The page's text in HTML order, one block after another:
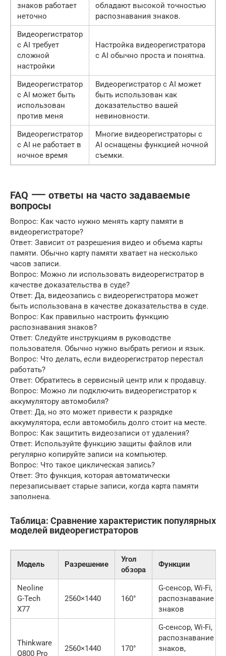
знаков работает
неточно
обладают высокой точностью
распознавания знаков.
Видеорегистратор
с AI требует
сложной
настройки
Настройка видеорегистратора
с AI обычно проста и понятна.
Видеорегистратор
с AI может быть
использован
против меня
Видеорегистратор с AI может
быть использован как
доказательство вашей
невиновности.
Видеорегистратор
с AI не работает в
ночное время
Многие видеорегистраторы с
AI оснащены функцией ночной
съемки.
FAQ ⸺ ответы на часто задаваемые
вопросы
Вопрос: Как часто нужно менять карту памяти в
видеорегистраторе?
Ответ: Зависит от разрешения видео и объема карты
памяти. Обычно карту памяти хватает на несколько
часов записи.
Вопрос: Можно ли использовать видеорегистратор в
качестве доказательства в суде?
Ответ: Да, видеозапись с видеорегистратора может
быть использована в качестве доказательства в суде.
Вопрос: Как правильно настроить функцию
распознавания знаков?
Ответ: Следуйте инструкциям в руководстве
пользователя. Обычно нужно выбрать регион и язык.
Вопрос: Что делать, если видеорегистратор перестал
работать?
Ответ: Обратитесь в сервисный центр или к продавцу.
Вопрос: Можно ли подключить видеорегистратор к
аккумулятору автомобиля?
Ответ: Да, но это может привести к разрядке
аккумулятора, если автомобиль долго стоит на месте.
Вопрос: Как защитить видеозаписи от удаления?
Ответ: Используйте функцию защиты файлов или
регулярно копируйте записи на компьютер.
Вопрос: Что такое циклическая запись?
Ответ: Это функция, которая автоматически
перезаписывает старые записи, когда карта памяти
заполнена.
Таблица: Сравнение характеристик популярных
моделей видеорегистраторов
Модель Разрешение
Угол
обзора
Функции
Neoline
G-Tech
X77
2560×1440 160°
G-сенсор, Wi-Fi,
распознавание
знаков
Thinkware
Q800 Pro
2560×1440 170°
G-сенсор, Wi-Fi,
распознавание
знаков,